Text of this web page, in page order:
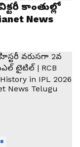
కాంతుల్లో
News